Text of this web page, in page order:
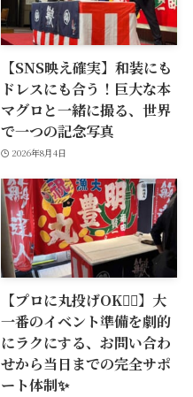
【SNS映え確実】和装にも
ドレスにも合う！巨大な本
マグロと一緒に撮る、世界
で一つの記念写真
2026年8月4日
【プロに丸投げOK🙆‍♂️】大
一番のイベント準備を劇的
にラクにする、お問い合わ
せから当日までの完全サポ
ート体制✨